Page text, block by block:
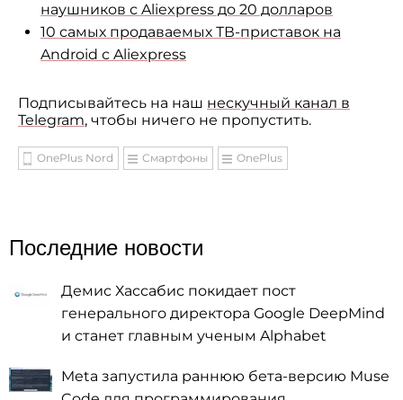
наушников с Aliexpress до 20 долларов
10 самых продаваемых ТВ-приставок на
Android с Aliexpress
Подписывайтесь на наш нескучный канал в
Telegram, чтобы ничего не пропустить.
OnePlus Nord Смартфоны OnePlus
Последние новости
Демис Хассабис покидает пост
генерального директора Google DeepMind
и станет главным ученым Alphabet
Meta запустила раннюю бета-версию Muse